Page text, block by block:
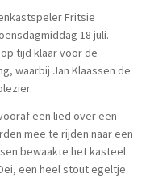
Fritsie
18 juli.
tijd klaar voor de
waarbij Jan Klaassen de
een lied over een
mee te rijden naar een
bewaakte het kasteel
een heel stout egeltje